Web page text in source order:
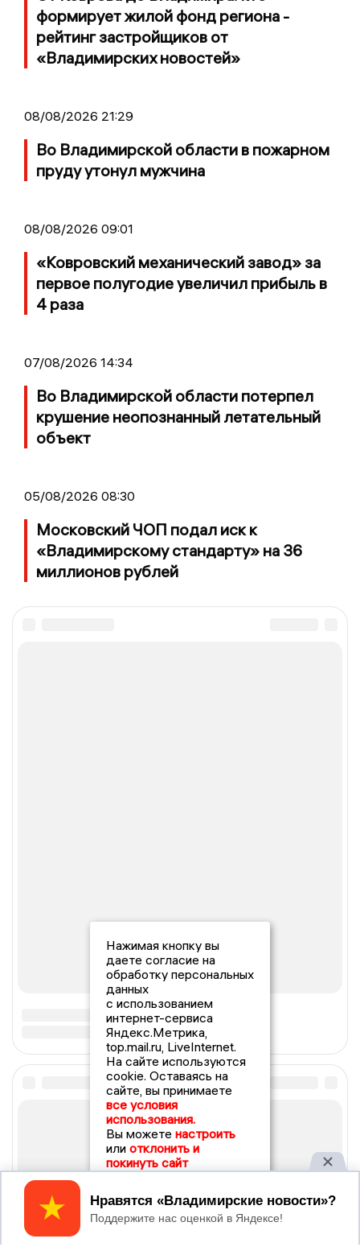
формирует жилой фонд региона -
рейтинг застройщиков от
«Владимирских новостей»
08/08/2026 21:29
Во Владимирской области в пожарном
пруду утонул мужчина
08/08/2026 09:01
«Ковровский механический завод» за
первое полугодие увеличил прибыль в
4 раза
07/08/2026 14:34
Во Владимирской области потерпел
крушение неопознанный летательный
объект
05/08/2026 08:30
Московский ЧОП подал иск к
«Владимирскому стандарту» на 36
миллионов рублей
Нажимая кнопку вы
даете согласие на
обработку персональных
данных
с использованием
интернет-сервиса
Яндекс.Метрика,
top.mail.ru, LiveInternet.
На сайте используются
cookie. Оставаясь на
сайте, вы принимаете
все условия
использования.
Вы можете настроить
или отклонить и
покинуть сайт
Принять